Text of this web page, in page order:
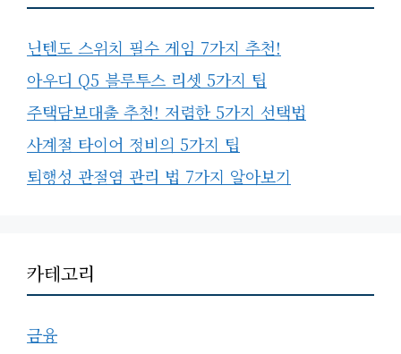
닌텐도 스위치 필수 게임 7가지 추천!
아우디 Q5 블루투스 리셋 5가지 팁
주택담보대출 추천! 저렴한 5가지 선택법
사계절 타이어 정비의 5가지 팁
퇴행성 관절염 관리 법 7가지 알아보기
카테고리
금융